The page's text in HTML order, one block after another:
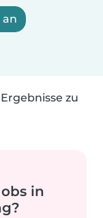
an
zu
in